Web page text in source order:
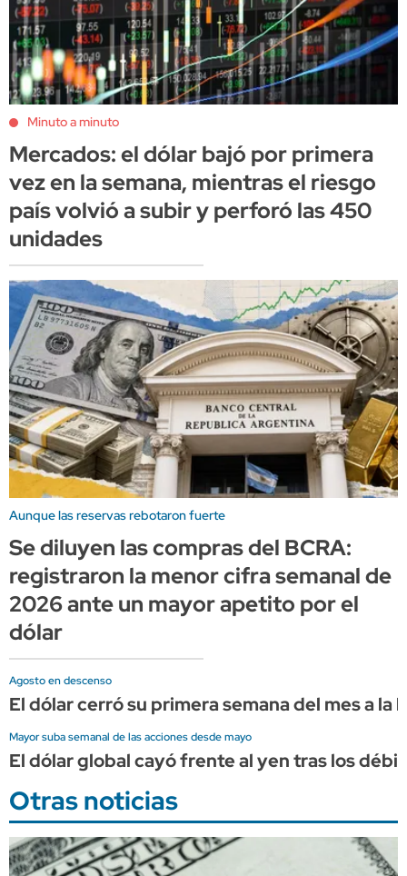
Minuto a minuto
Mercados: el dólar bajó por primera
vez en la semana, mientras el riesgo
país volvió a subir y perforó las 450
unidades
Aunque las reservas rebotaron fuerte
Se diluyen las compras del BCRA:
registraron la menor cifra semanal de
2026 ante un mayor apetito por el
dólar
Agosto en descenso
El dólar cerró su primera semana del mes a la
Mayor suba semanal de las acciones desde mayo
El dólar global cayó frente al yen tras los
Otras noticias